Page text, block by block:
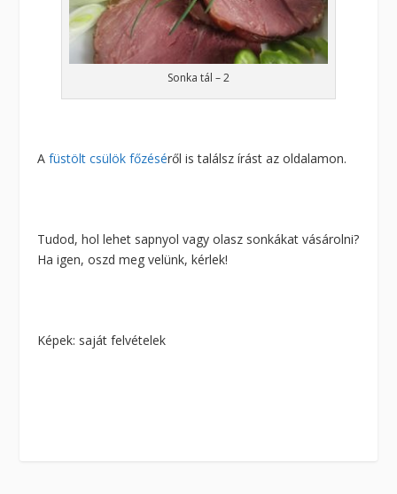
Sonka tál – 2
Afüstölt csülök főzéséről is találsz írást az oldalamon.
Tudod, hol lehet sapnyol vagy olasz sonkákat vásárolni?
Ha igen, oszd meg velünk, kérlek!
Képek: saját felvételek